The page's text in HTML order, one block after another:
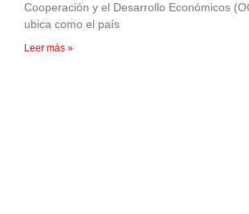
Cooperación y el Desarrollo Económicos
ubica como el país
Leer más »